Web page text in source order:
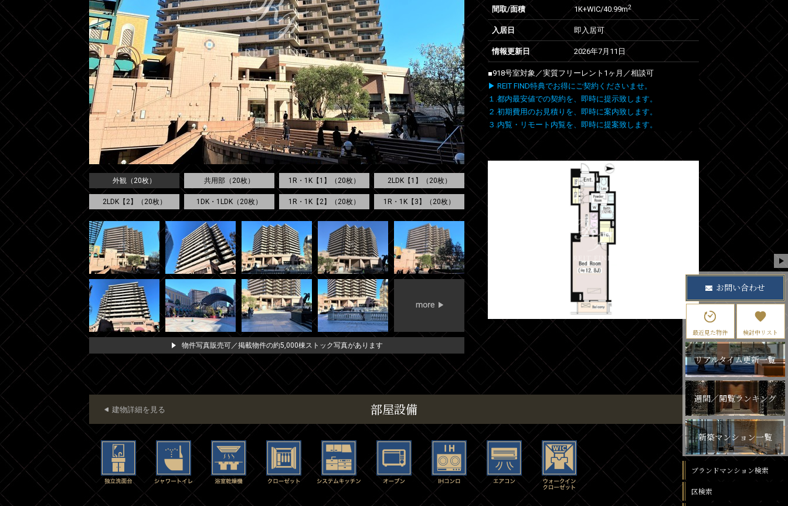
外観（20枚） 共用部（20枚） 1R・1K【1】（20枚） 2LDK【1】（20枚）
2LDK【2】（20枚） 1DK・1LDK（20枚） 1R・1K【2】（20枚） 1R・1K【3】（20枚）
物件写真販売可／掲載物件の約5,000棟ストック写真があります
間取/面積 1K+WIC/40.99m2
入居日 即入居可
情報更新日 2026年7月11日
■918号室対象／実質フリーレント1ヶ月／相談可
▶ REIT FIND特典でお得にご契約くださいませ。
１.都内最安値での契約を、即時に提示致します。
２.初期費用のお見積りを、即時に案内致します。
３.内覧・リモート内覧を、即時に提案致します。
部屋設備
建物詳細を見る
お問い合わせ
最近見た物件 検討中リスト
リアルタイム更新一覧
週間／閲覧ランキング
新築マンション一覧
ブランドマンション検索
区検索